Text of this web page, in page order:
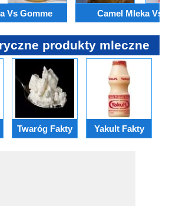
Vs Gomme Camel Mleka Vs
produkty mleczne
Twaróg Fakty Yakult Fakty